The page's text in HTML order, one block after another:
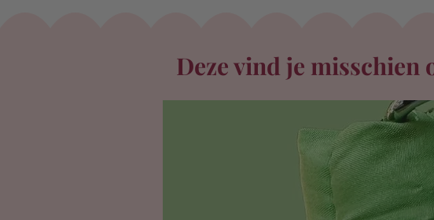
Deze vind je misschien